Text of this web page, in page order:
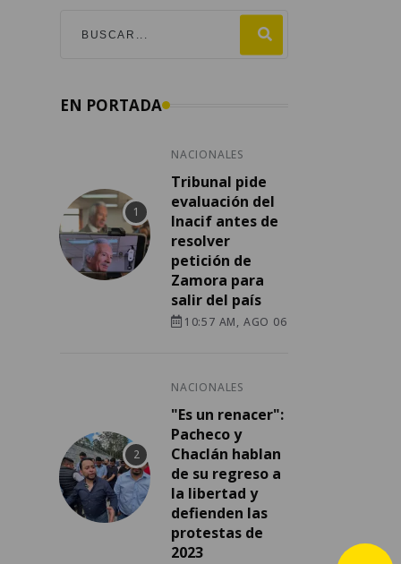
EN PORTADA
NACIONALES
Tribunal pide
evaluación del
Inacif antes de
resolver
petición de
Zamora para
salir del país
10:57 AM, AGO 06
NACIONALES
"Es un renacer":
Pacheco y
Chaclán hablan
de su regreso a
la libertad y
defienden las
protestas de
2023